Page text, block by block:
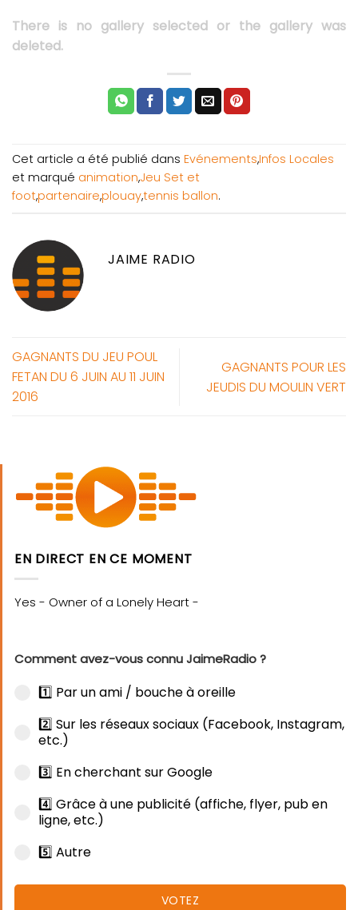
There is no gallery selected or the gallery was
deleted.
Cet article a été publié dans Evénements,Infos Locales
et marqué animation,Jeu Set et
foot,partenaire,plouay,tennis ballon.
JAIME RADIO
GAGNANTS DU JEU POUL
FETAN DU 6 JUIN AU 11 JUIN
2016
GAGNANTS POUR LES
JEUDIS DU MOULIN VERT
EN DIRECT EN CE MOMENT
Comment avez-vous connu JaimeRadio ?
1️⃣ Par un ami / bouche à oreille
2️⃣ Sur les réseaux sociaux (Facebook, Instagram,
etc.)
3️⃣ En cherchant sur Google
4️⃣ Grâce à une publicité (affiche, flyer, pub en
ligne, etc.)
5️⃣ Autre
VOTEZ